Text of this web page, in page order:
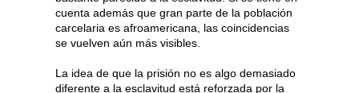
cuenta además que gran parte de la población
carcelaria es afroamericana, las coincidencias
se vuelven aún más visibles.
La idea de que la prisión no es algo demasiado
diferente a la esclavitud está reforzada por la